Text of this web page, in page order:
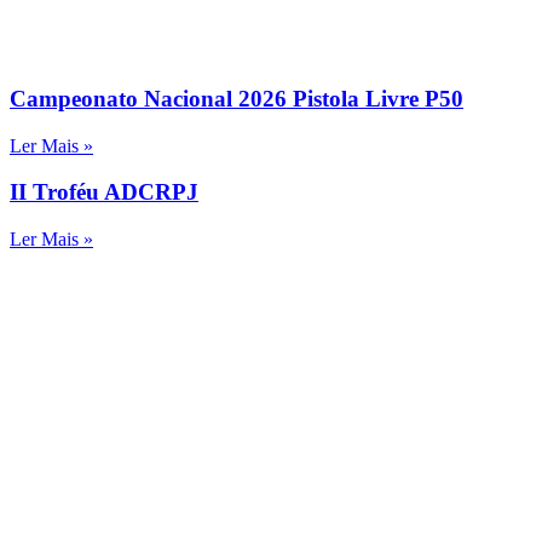
Campeonato Nacional 2026 Pistola Livre P50
Ler Mais »
II Troféu ADCRPJ
Ler Mais »